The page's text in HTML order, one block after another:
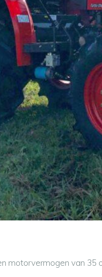
motorvermogen van 35